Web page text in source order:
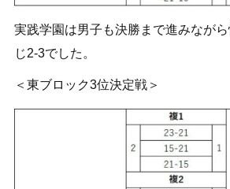
実践学園は男子も決勝まで進みなが
じ2-3でした。
＜東ブロック3位決定戦＞